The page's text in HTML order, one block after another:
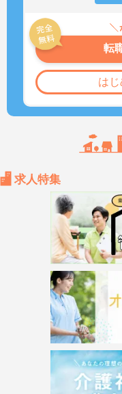
転
は
求人特集